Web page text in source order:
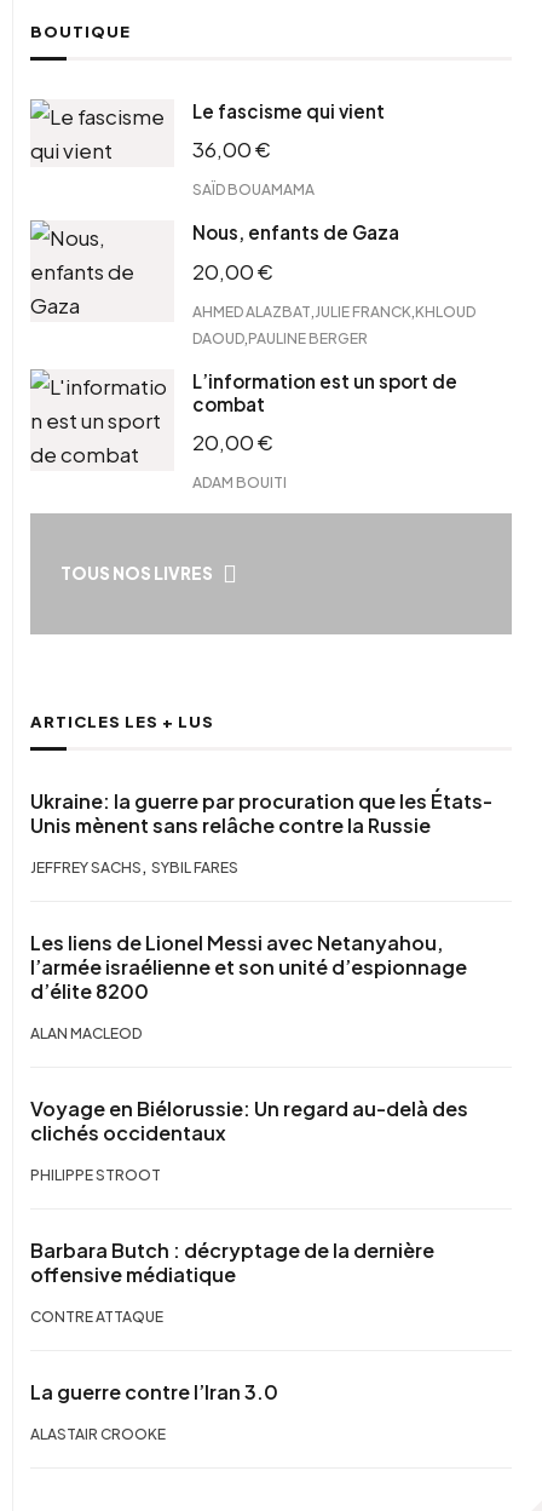
BOUTIQUE
Le fascisme qui vient
36,00€
SAÏD BOUAMAMA
Nous, enfants de Gaza
20,00€
AHMED ALAZBAT JULIE FRANCK KHLOUD
DAOUD PAULINE BERGER
L’information est un sport de
combat
20,00€
ADAM BOUITI
TOUS NOS LIVRES
ARTICLES LES + LUS
Ukraine: la guerre par procuration que les États-
Unis mènent sans relâche contre la Russie
JEFFREY SACHS , SYBIL FARES
Les liens de Lionel Messi avec Netanyahou,
l’armée israélienne et son unité d’espionnage
d’élite 8200
ALAN MACLEOD
Voyage en Biélorussie: Un regard au-delà des
clichés occidentaux
PHILIPPE STROOT
Barbara Butch : décryptage de la dernière
offensive médiatique
CONTRE ATTAQUE
La guerre contre l’Iran 3.0
ALASTAIR CROOKE